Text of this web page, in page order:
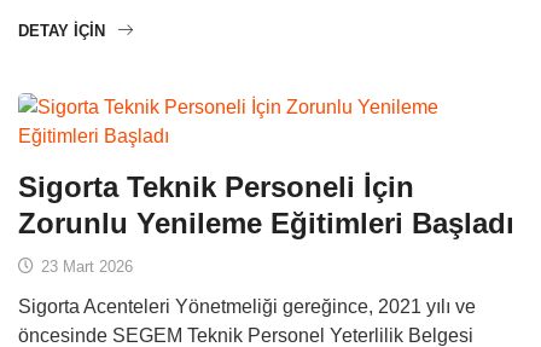
DETAY IÇIN
Sigorta Teknik Personeli İçin
Zorunlu Yenileme Eğitimleri Başladı
23 Mart 2026
Sigorta Acenteleri Yönetmeliği gereğince, 2021 yılı ve
öncesinde SEGEM Teknik Personel Yeterlilik Belgesi